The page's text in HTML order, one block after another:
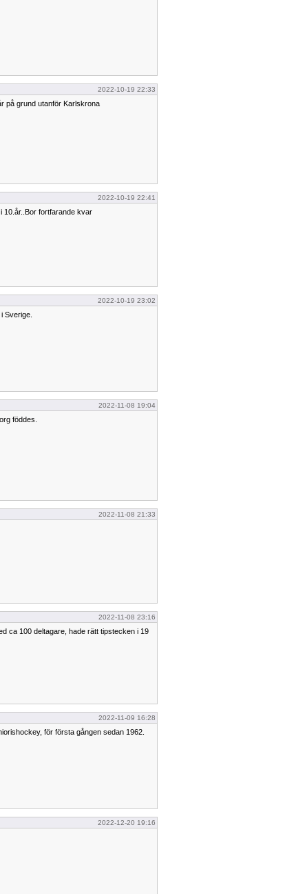
2022-10-19 22:33
på grund utanför Karlskrona
2022-10-19 22:41
10.år..Bor fortfarande kvar
2022-10-19 23:02
Sverige.
2022-11-08 19:04
föddes.
2022-11-08 21:33
2022-11-08 23:16
ca 100 deltagare, hade rätt tipstecken i 19
2022-11-09 16:28
för första gången sedan 1962.
2022-12-20 19:16